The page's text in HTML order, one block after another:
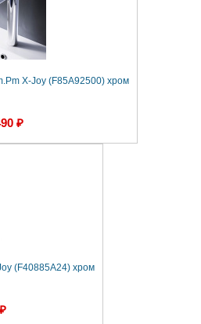
X-Joy (F85A92500) хром
₽
(F40885A24) хром